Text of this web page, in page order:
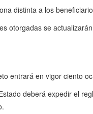
distinta a los
otorgadas se
entrará en vigor ciento
deberá expedir el